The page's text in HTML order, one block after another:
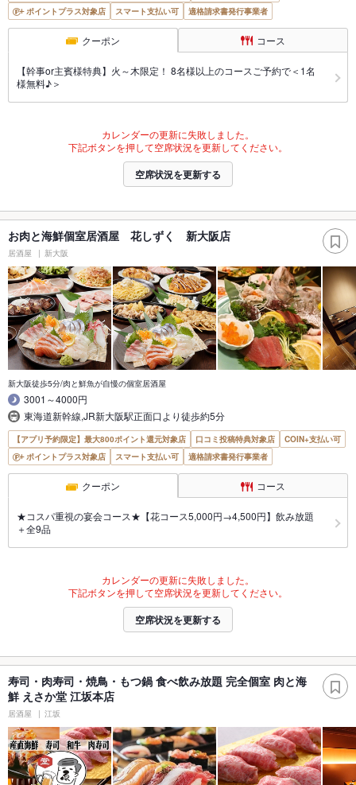
ポイントプラス対象店
スマート支払い可 適格請求書発行事業者
クーポン コース
【幹事or主賓様特典】火～木限定！ 8名様以上のコースご予約で＜1名
様無料♪＞
カレンダーの更新に失敗しました。
下記ボタンを押して空席状況を更新してください。
空席状況を更新する
お肉と海鮮個室居酒屋 花しずく 新大阪店
居酒屋 新大阪
新大阪徒歩5分/肉と鮮魚が自慢の個室居酒屋
3001～4000円
東海道新幹線,JR新大阪駅正面口より徒歩約5分
【アプリ予約限定】最大800ポイント還元対象店 口コミ投稿特典対象店
COIN+支払い可
ポイントプラス対象店
スマート支払い可 適格請求書発行事業者
クーポン コース
★コスパ重視の宴会コース★【花コース5,000円→4,500円】飲み放題
＋全9品
カレンダーの更新に失敗しました。
下記ボタンを押して空席状況を更新してください。
空席状況を更新する
寿司・肉寿司・焼鳥・もつ鍋 食べ飲み放題 完全個室 肉と海
鮮 えさか堂 江坂本店
居酒屋 江坂